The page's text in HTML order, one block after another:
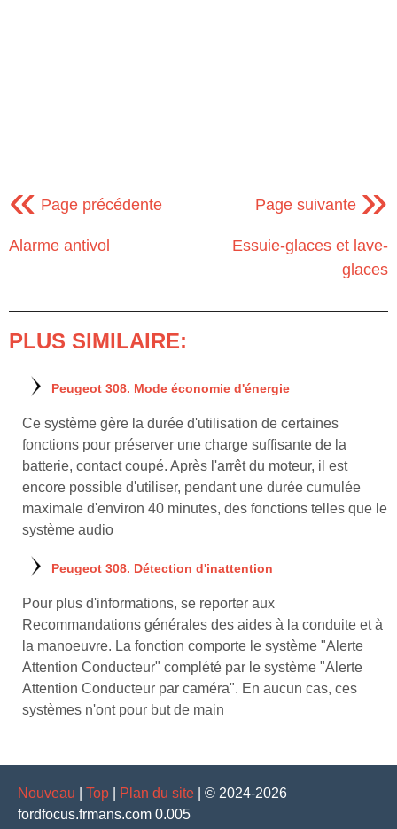
« Page précédente
Alarme antivol
Page suivante »
Essuie-glaces et lave-
glaces
PLUS SIMILAIRE:
Peugeot 308. Mode économie d'énergie
Ce système gère la durée d'utilisation de certaines
fonctions pour préserver une charge suffisante de la
batterie, contact coupé. Après l'arrêt du moteur, il est
encore possible d'utiliser, pendant une durée cumulée
maximale d'environ 40 minutes, des fonctions telles que le
système audio
Peugeot 308. Détection d'inattention
Pour plus d'informations, se reporter aux
Recommandations générales des aides à la conduite et à
la manoeuvre. La fonction comporte le système "Alerte
Attention Conducteur" complété par le système "Alerte
Attention Conducteur par caméra". En aucun cas, ces
systèmes n'ont pour but de main
Nouveau Top Plan du site | © 2024-2026
fordfocus.frmans.com 0.005